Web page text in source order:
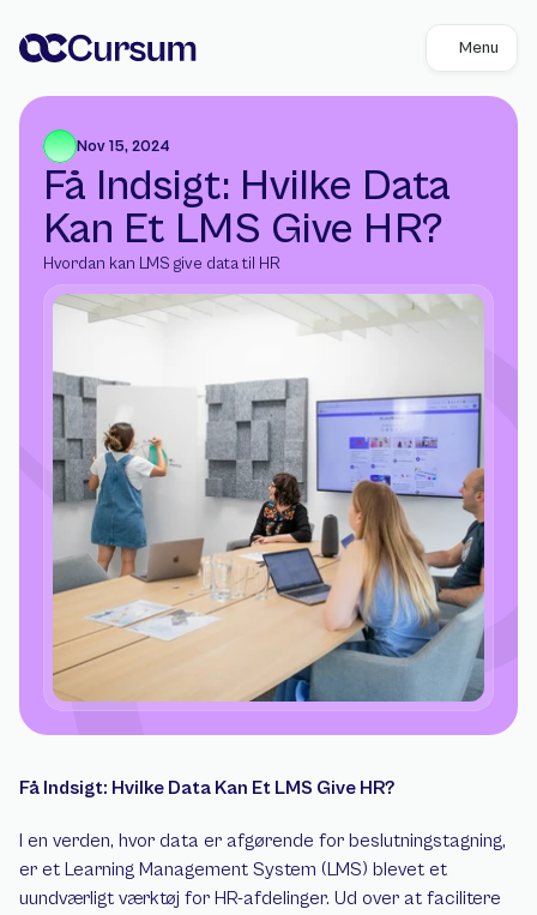
Nov 15, 2024
Få Indsigt: Hvilke Data
Kan Et LMS Give HR?
Hvordan kan LMS give data til HR
Få Indsigt: Hvilke Data Kan Et LMS Give HR?
I en verden, hvor data er afgørende for beslutningstagning,
er et Learning Management System (LMS) blevet et
uundværligt værktøj for HR-afdelinger. Ud over at facilitere
Menu